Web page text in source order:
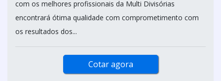
com os melhores profissionais da Multi Divisórias
encontrará ótima qualidade com comprometimento com
os resultados dos...
Cotar agora